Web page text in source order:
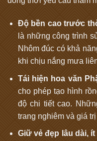
Độ bền cao trước
là những công trình
Nhôm đúc có khả
khi chịu nắng mưa
Tái hiện hoa văn
cho phép tạo hình
độ chi tiết cao.
trang nghiêm và giá
Giữ vẻ đẹp lâu dài,